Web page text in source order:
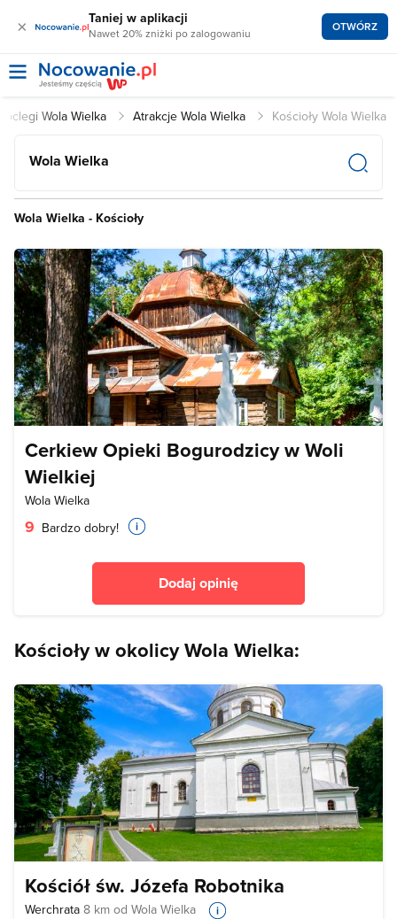
× Taniej w aplikacji
Nawet 20% zniżki po zalogowaniu OTWÓRZ
Wola Wielka Atrakcje Wola Wielka Kościoły Wola Wielka
Wola Wielka
Wola Wielka - Kościoły
Cerkiew Opieki Bogurodzicy w Woli
Wielkiej
Wola Wielka
9 Bardzo dobry!
Dodaj opinię
Kościoły w okolicy Wola Wielka:
Kościół św. Józefa Robotnika
Werchrata 8 km od Wola Wielka